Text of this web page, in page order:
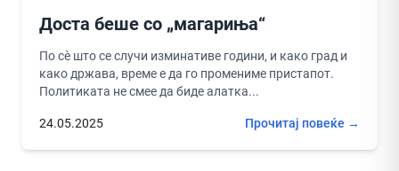
Доста беше со „магариња“
По сè што се случи изминативе години, и како град и
како држава, време е да го промениме пристапот.
Политиката не смее да биде алатка...
24.05.2025 Прочитај повеќе →